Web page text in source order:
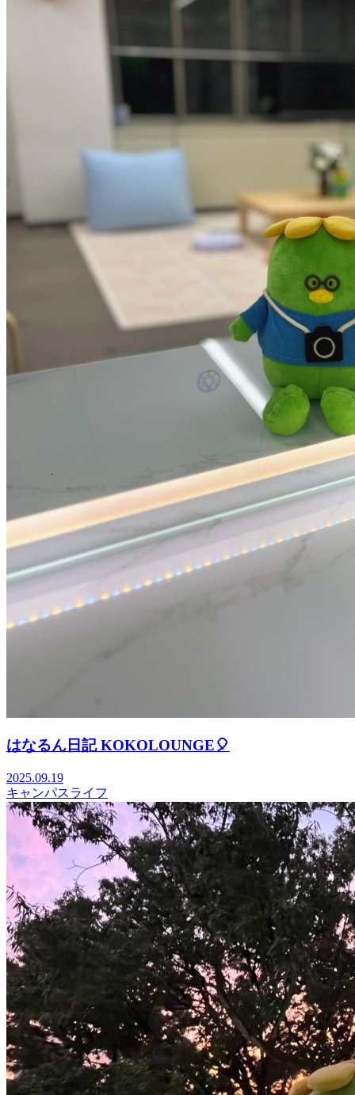
はなるん日記 KOKOLOUNGE🎈
2025.09.19
キャンパスライフ